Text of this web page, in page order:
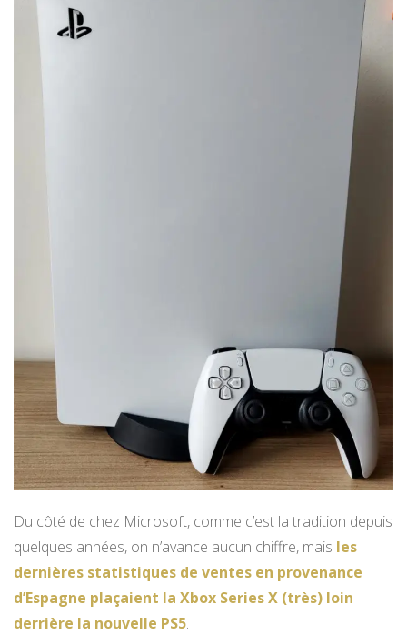
Du côté de chez Microsoft, comme c’est la tradition depuis
quelques années, on n’avance aucun chiffre, mais les
dernières statistiques de ventes en provenance
d’Espagne plaçaient la Xbox Series X (très) loin
derrière la nouvelle PS5.